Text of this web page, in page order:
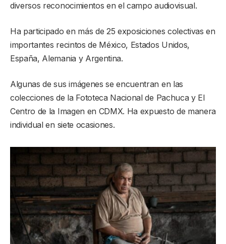
diversos reconocimientos en el campo audiovisual.
Ha participado en más de 25 exposiciones colectivas en
importantes recintos de México, Estados Unidos,
España, Alemania y Argentina.
Algunas de sus imágenes se encuentran en las
colecciones de la Fototeca Nacional de Pachuca y El
Centro de la Imagen en CDMX. Ha expuesto de manera
individual en siete ocasiones.